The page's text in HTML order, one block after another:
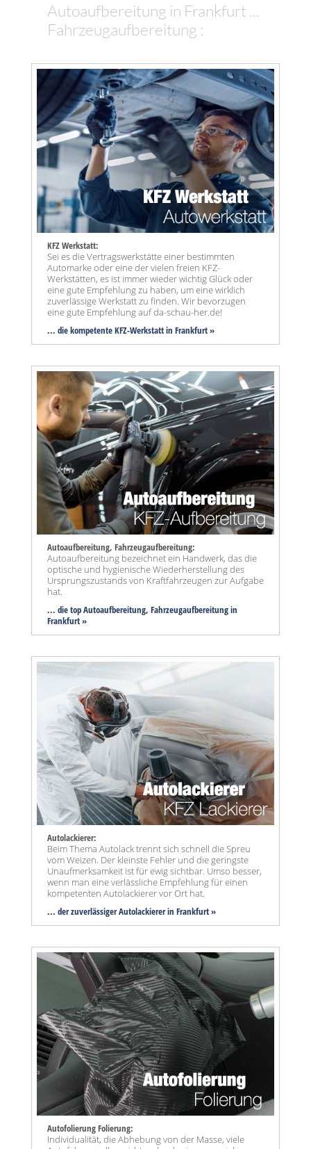
Autoaufbereitung in Frankfurt ...
Fahrzeugaufbereitung :
KFZ Werkstatt:
Sei es die Vertragswerkstätte einer bestimmten
Automarke oder eine der vielen freien KFZ-
Werkstätten, es ist immer wieder wichtig Glück oder
eine gute Empfehlung zu haben, um eine wirklich
zuverlässige Werkstatt zu finden. Wir bevorzugen
eine gute Empfehlung auf da-schau-her.de!
... die kompetente KFZ-Werkstatt in Frankfurt »
Autoaufbereitung, Fahrzeugaufbereitung:
Autoaufbereitung bezeichnet ein Handwerk, das die
optische und hygienische Wiederherstellung des
Ursprungszustands von Kraftfahrzeugen zur Aufgabe
hat.
... die top Autoaufbereitung, Fahrzeugaufbereitung in
Frankfurt »
Autolackierer:
Beim Thema Autolack trennt sich schnell die Spreu
vom Weizen. Der kleinste Fehler und die geringste
Unaufmerksamkeit ist für ewig sichtbar. Umso besser,
wenn man eine verlässliche Empfehlung für einen
kompetenten Autolackierer vor Ort hat.
... der zuverlässiger Autolackierer in Frankfurt »
Autofolierung Folierung:
Individualität, die Abhebung von der Masse, viele